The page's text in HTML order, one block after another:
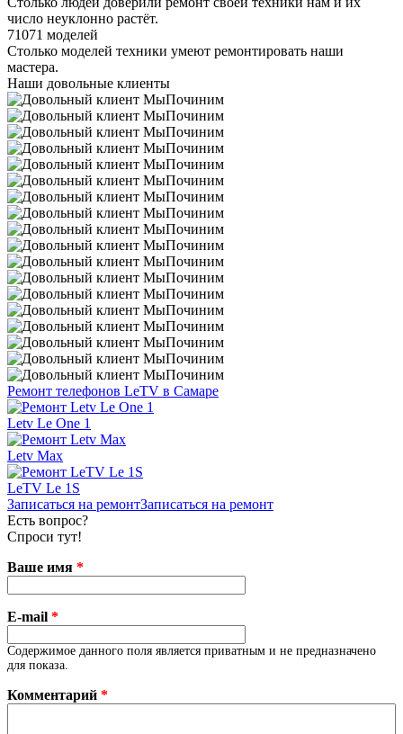
число неуклонно растёт.
71071 моделей
Столько моделей техники умеют ремонтировать наши
мастера.
Наши довольные клиенты
Ремонт телефонов LeTV в Самаре
Letv Le One 1
Letv Max
LeTV Le 1S
Записаться на ремонтЗаписаться на ремонт
Есть вопрос?
Спроси тут!
Ваше имя *
E-mail *
Содержимое данного поля является приватным и не предназначено
для показа.
Комментарий *